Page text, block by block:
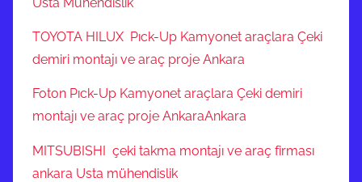
TOYOTA HILUX Pıck-Up Kamyonet araçlara Çeki
demiri montajı ve araç proje Ankara
Foton Pıck-Up Kamyonet araçlara Çeki demiri
montajı ve araç proje AnkaraAnkara
MITSUBISHI çeki takma montajı ve araç firması
ankara Usta mühendislik